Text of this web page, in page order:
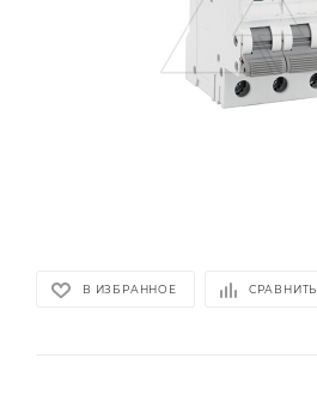
В ИЗБРАННОЕ СРАВНИТЬ